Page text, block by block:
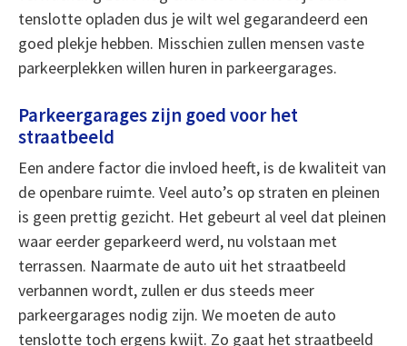
tenslotte opladen dus je wilt wel gegarandeerd een
goed plekje hebben. Misschien zullen mensen vaste
parkeerplekken willen huren in parkeergarages.
Parkeergarages zijn goed voor het
straatbeeld
Een andere factor die invloed heeft, is de kwaliteit van
de openbare ruimte. Veel auto’s op straten en pleinen
is geen prettig gezicht. Het gebeurt al veel dat pleinen
waar eerder geparkeerd werd, nu volstaan met
terrassen. Naarmate de auto uit het straatbeeld
verbannen wordt, zullen er dus steeds meer
parkeergarages nodig zijn. We moeten de auto
tenslotte toch ergens kwijt. Zo gaat het straatbeeld